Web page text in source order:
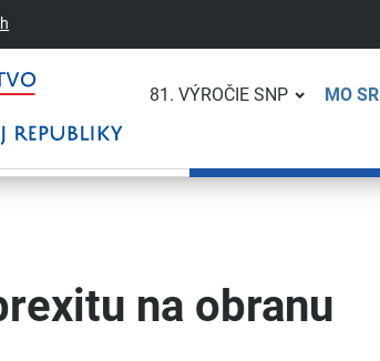
81. VÝROČIE SNP MO SR
na obranu